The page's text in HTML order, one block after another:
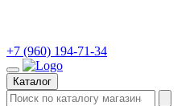
+7 (960) 194-71-34
Каталог